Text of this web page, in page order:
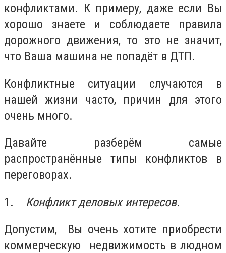
конфликтами. К примеру, даже если Вы
хорошо знаете и соблюдаете правила
дорожного движения, то это не значит,
что Ваша машина не попадёт в ДТП.
Конфликтные ситуации случаются в
нашей жизни часто, причин для этого
очень много.
Давайте разберём самые
распространённые типы конфликтов в
переговорах.
1. Конфликт деловых интересов.
Допустим, Вы очень хотите приобрести
коммерческую недвижимость в людном